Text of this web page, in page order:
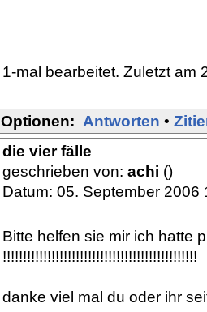
1-mal bearbeitet. Zuletzt am
Optionen: Antworten •
die vier fälle
geschrieben von: achi ()
Datum: 05. September 2006
Bitte helfen sie mir ich hatte
!!!!!!!!!!!!!!!!!!!!!!!!!!!!!!!!!!!!!!!!!!!!!!!!
danke viel mal du oder ihr